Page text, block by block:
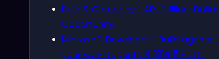
Bain & Company：AI’s Trillion-Dollar
Opportunity
Microsoft Developer：Build agents,
your way（agents 相關資源入口）